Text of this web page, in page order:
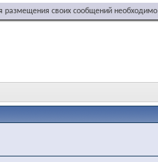
размещения своих сообщений необходимо